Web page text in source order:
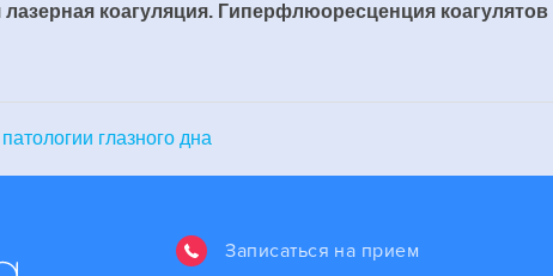
лазерная коагуляция. Гиперфлюоресценция
глазного дна
Записаться на прием